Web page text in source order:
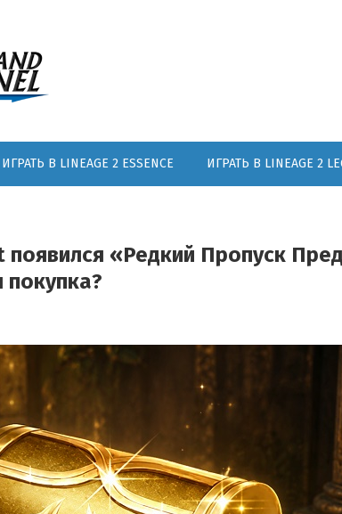
ИГРАТЬ В LINEAGE 2 ESSENCE ИГРАТЬ В LINEAGE 2
«Редкий Пропуск